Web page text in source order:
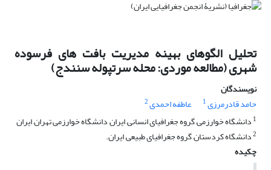
تحلیل الگوهای بهینه مدیریت بافت های فرسوده
شهری (مطالعه موردی: محله سرتپوله سنندج)
نویسندگان
حامد قادرمرزی1 عاطفه احمدی2
1 دانشگاه خوارزمی, گروه جغرافیای انسانی, ایران, دانشگاه خوارزمی تهران, ایران
2دانشگاه کردستان, گروه جغرافیای طبیعی, ایران.
چکیده